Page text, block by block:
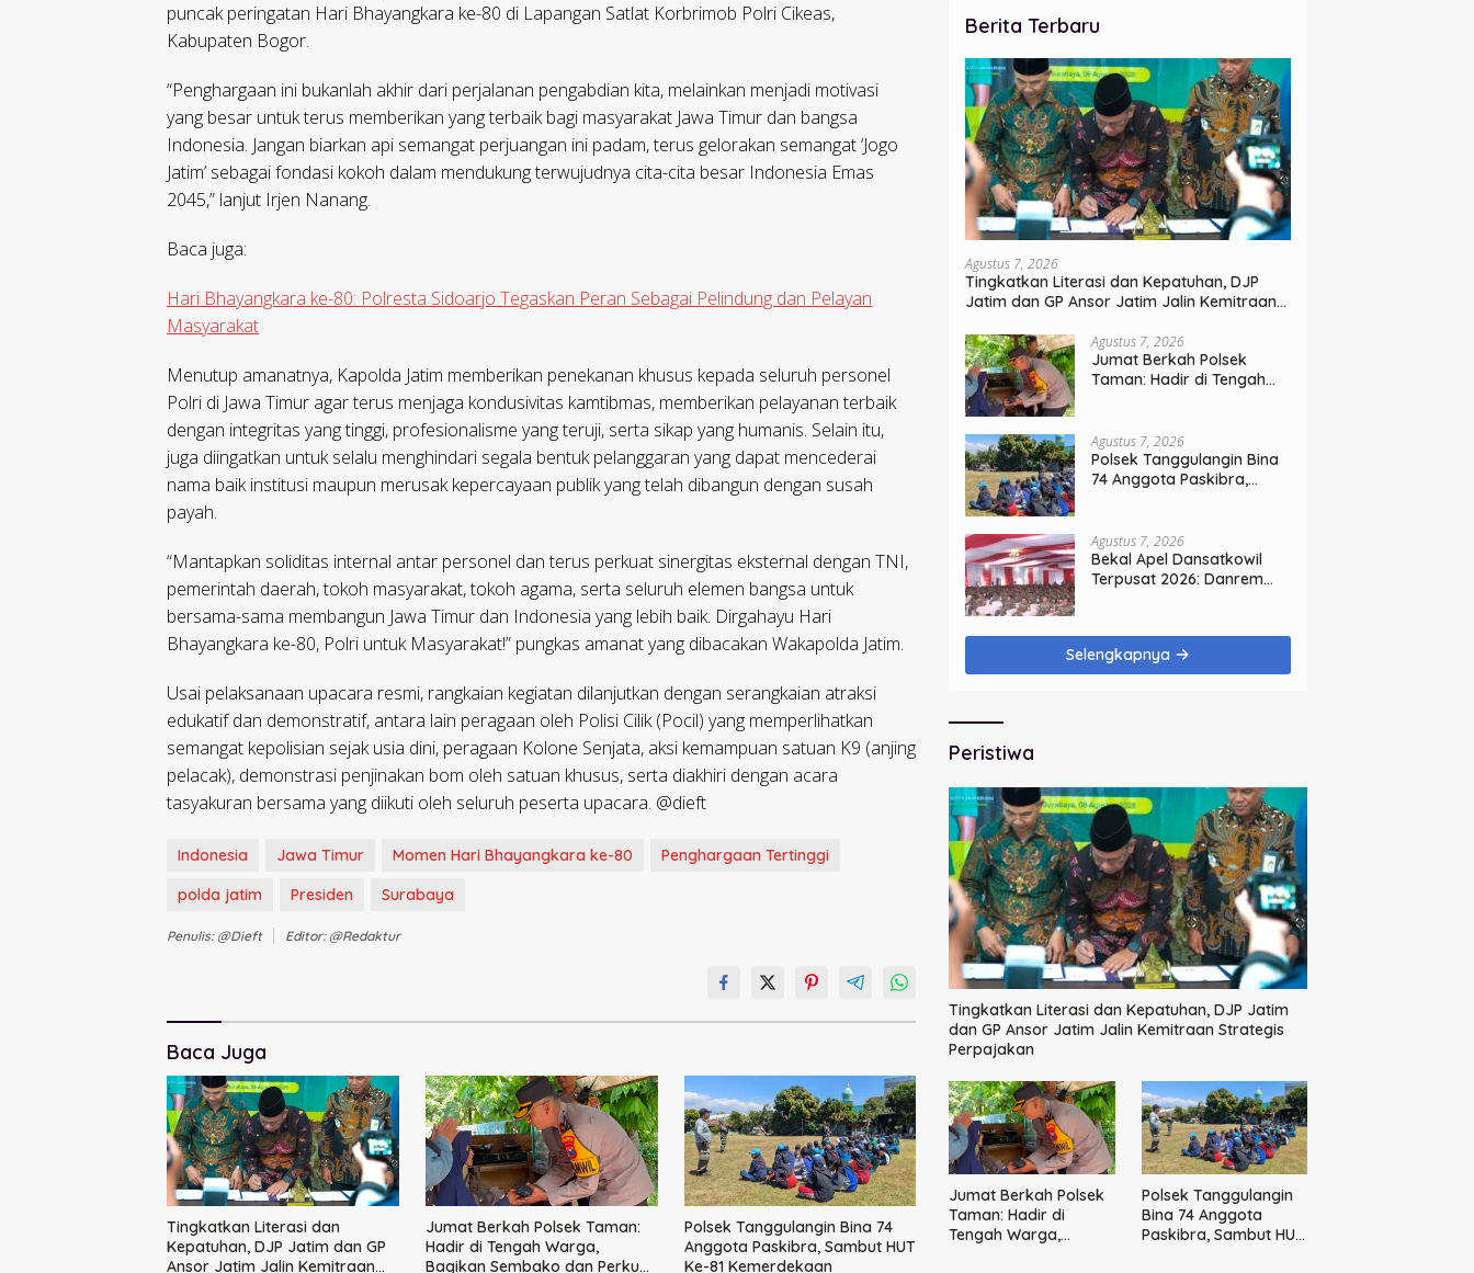
puncak peringatan Hari Bhayangkara ke-80 di Lapangan Satlat Korbrimob Polri Cikeas,
Kabupaten Bogor.
“Penghargaan ini bukanlah akhir dari perjalanan pengabdian kita, melainkan menjadi motivasi
yang besar untuk terus memberikan yang terbaik bagi masyarakat Jawa Timur dan bangsa
Indonesia. Jangan biarkan api semangat perjuangan ini padam, terus gelorakan semangat ‘Jogo
Jatim’ sebagai fondasi kokoh dalam mendukung terwujudnya cita-cita besar Indonesia Emas
2045,” lanjut Irjen Nanang.
Baca juga:
Hari Bhayangkara ke-80: Polresta Sidoarjo Tegaskan Peran Sebagai Pelindung dan Pelayan
Masyarakat
Menutup amanatnya, Kapolda Jatim memberikan penekanan khusus kepada seluruh personel
Polri di Jawa Timur agar terus menjaga kondusivitas kamtibmas, memberikan pelayanan terbaik
dengan integritas yang tinggi, profesionalisme yang teruji, serta sikap yang humanis. Selain itu,
juga diingatkan untuk selalu menghindari segala bentuk pelanggaran yang dapat mencederai
nama baik institusi maupun merusak kepercayaan publik yang telah dibangun dengan susah
payah.
“Mantapkan soliditas internal antar personel dan terus perkuat sinergitas eksternal dengan TNI,
pemerintah daerah, tokoh masyarakat, tokoh agama, serta seluruh elemen bangsa untuk
bersama-sama membangun Jawa Timur dan Indonesia yang lebih baik. Dirgahayu Hari
Bhayangkara ke-80, Polri untuk Masyarakat!” pungkas amanat yang dibacakan Wakapolda Jatim.
Usai pelaksanaan upacara resmi, rangkaian kegiatan dilanjutkan dengan serangkaian atraksi
edukatif dan demonstratif, antara lain peragaan oleh Polisi Cilik (Pocil) yang memperlihatkan
semangat kepolisian sejak usia dini, peragaan Kolone Senjata, aksi kemampuan satuan K9 (anjing
pelacak), demonstrasi penjinakan bom oleh satuan khusus, serta diakhiri dengan acara
tasyakuran bersama yang diikuti oleh seluruh peserta upacara. @dieft
Indonesia Jawa Timur Momen Hari Bhayangkara ke-80
Penghargaan Tertinggi
polda jatim
Presiden Surabaya
Penulis: @dieft Editor: @redaktur
Baca Juga
Tingkatkan Literasi dan
Kepatuhan, DJP Jatim dan GP
Ansor Jatim Jalin Kemitraan
Jumat Berkah Polsek Taman:
Hadir di Tengah Warga,
Bagikan Sembako dan Perkuat
Polsek Tanggulangin Bina 74
Anggota Paskibra, Sambut HUT
Ke-81 Kemerdekaan
Berita Terbaru
Agustus 7, 2026
Tingkatkan Literasi dan Kepatuhan, DJP
Jatim dan GP Ansor Jatim Jalin Kemitraan
Agustus 7, 2026
Jumat Berkah Polsek
Taman: Hadir di Tengah
Kamtibmas
Agustus 7, 2026
Polsek Tanggulangin Bina
74 Anggota Paskibra,
Agustus 7, 2026
Bekal Apel Dansatkowil
Terpusat 2026: Danrem
Selengkapnya
Peristiwa
Tingkatkan Literasi dan Kepatuhan, DJP Jatim
dan GP Ansor Jatim Jalin Kemitraan Strategis
Perpajakan
Jumat Berkah Polsek
Taman: Hadir di
Tengah Warga,
Polsek Tanggulangin
Bina 74 Anggota
Paskibra, Sambut HUT